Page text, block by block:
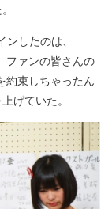
したのは、
ファンの皆さんの
約束しちゃったん
げていた。